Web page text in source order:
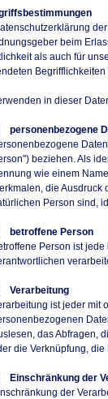
beim
als auch für
Begrifflichkeiten
in dieser
personenbezogene
beziehen. Als
wie einem
die
Person sind,
betroffene Person
Person ist
Verarbeitung
ist jeder mit
das Abfragen,
die Verknüpfung,
Einschränkung der
der